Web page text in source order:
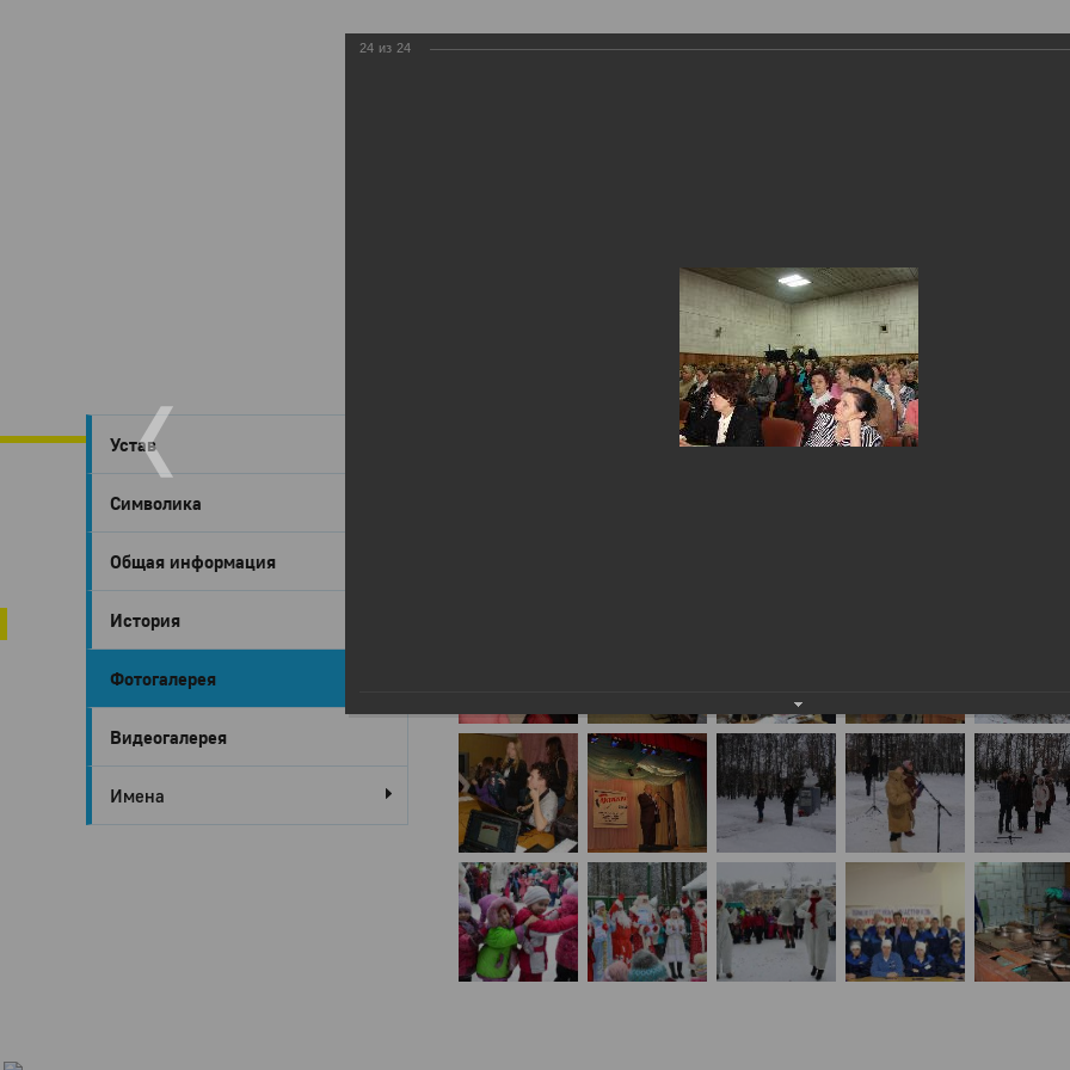
Город Глазов
Устав
Символика
Общая информация
История
Фотогалерея
Видеогалерея
Имена
2014 › Глазов в событиях и лицах: декабрь
24 из 24